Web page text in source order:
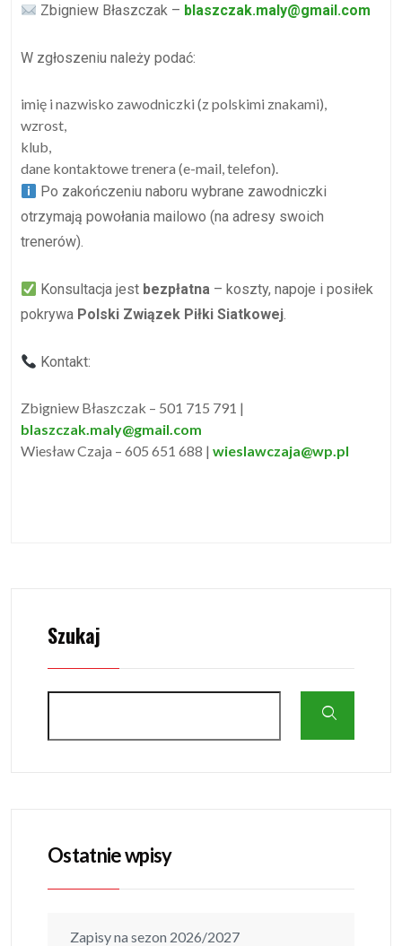
Zbigniew Błaszczak – blaszczak.maly@gmail.com
W zgłoszeniu należy podać:
imię i nazwisko zawodniczki (z polskimi znakami),
wzrost,
klub,
dane kontaktowe trenera (e-mail, telefon).
Po zakończeniu naboru wybrane zawodniczki
otrzymają powołania mailowo (na adresy swoich
trenerów).
Konsultacja jest bezpłatna – koszty, napoje i posiłek
pokrywa Polski Związek Piłki Siatkowej.
Kontakt:
Zbigniew Błaszczak – 501 715 791 |
blaszczak.maly@gmail.com
Wiesław Czaja – 605 651 688 | wieslawczaja@wp.pl
Szukaj
Ostatnie wpisy
Zapisy na sezon 2026/2027